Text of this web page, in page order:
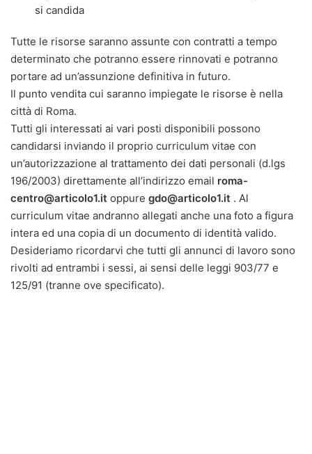
si candida
Tutte le risorse saranno assunte con contratti a tempo
determinato che potranno essere rinnovati e potranno
portare ad un’assunzione definitiva in futuro.
Il punto vendita cui saranno impiegate le risorse è nella
città di Roma.
Tutti gli interessati ai vari posti disponibili possono
candidarsi inviando il proprio curriculum vitae con
un’autorizzazione al trattamento dei dati personali (d.lgs
196/2003) direttamente all’indirizzo email roma-
centro@articolo1.it oppure gdo@articolo1.it . Al
curriculum vitae andranno allegati anche una foto a figura
intera ed una copia di un documento di identità valido.
Desideriamo ricordarvi che tutti gli annunci di lavoro sono
rivolti ad entrambi i sessi, ai sensi delle leggi 903/77 e
125/91 (tranne ove specificato).